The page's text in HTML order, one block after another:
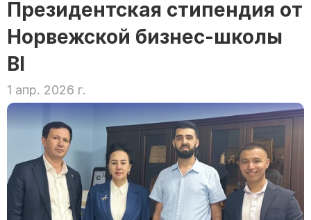
Президентская стипендия от
Норвежской бизнес-школы
BI
1 апр. 2026 г.